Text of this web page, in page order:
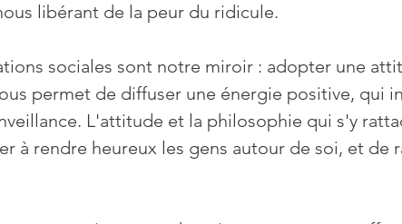
libérant de la peur du ridicule.
permet de diffuser une énergie positive, qui
L'attitude et la philosophie qui s'y
à rendre heureux les gens autour de soi, et de